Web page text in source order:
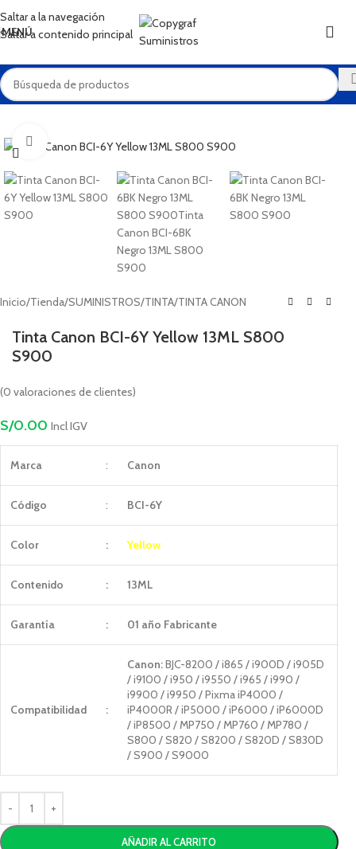
Saltar a la navegación
Saltar a contenido principal
XEROX
MENÚ
Haga Click para agrandar
Inicio/Tienda/SUMINISTROS/TINTA/TINTA CANON
Tinta Canon BCI-6Y Yellow 13ML S800
S900
(0 valoraciones de clientes)
S/0.00 Incl IGV
Marca : Canon
Código : BCI-6Y
Color : Yellow
Contenido : 13ML
Garantía : 01 año Fabricante
Compatibilidad :
Canon:BJC-8200 / i865 / i900D / i905D
/ i9100 / i950 / i9550 / i965 / i990 /
i9900 / i9950 / Pixma iP4000 /
iP4000R / iP5000 / iP6000 / iP6000D
/ iP8500 / MP750 / MP760 / MP780 /
S800 / S820 / S8200 / S820D / S830D
/ S900 / S9000
AÑADIR AL CARRITO